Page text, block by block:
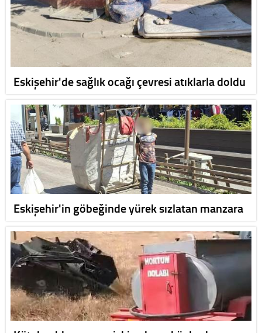
Eskişehir'de sağlık ocağı çevresi atıklarla doldu
Eskişehir'in göbeğinde yürek sızlatan manzara